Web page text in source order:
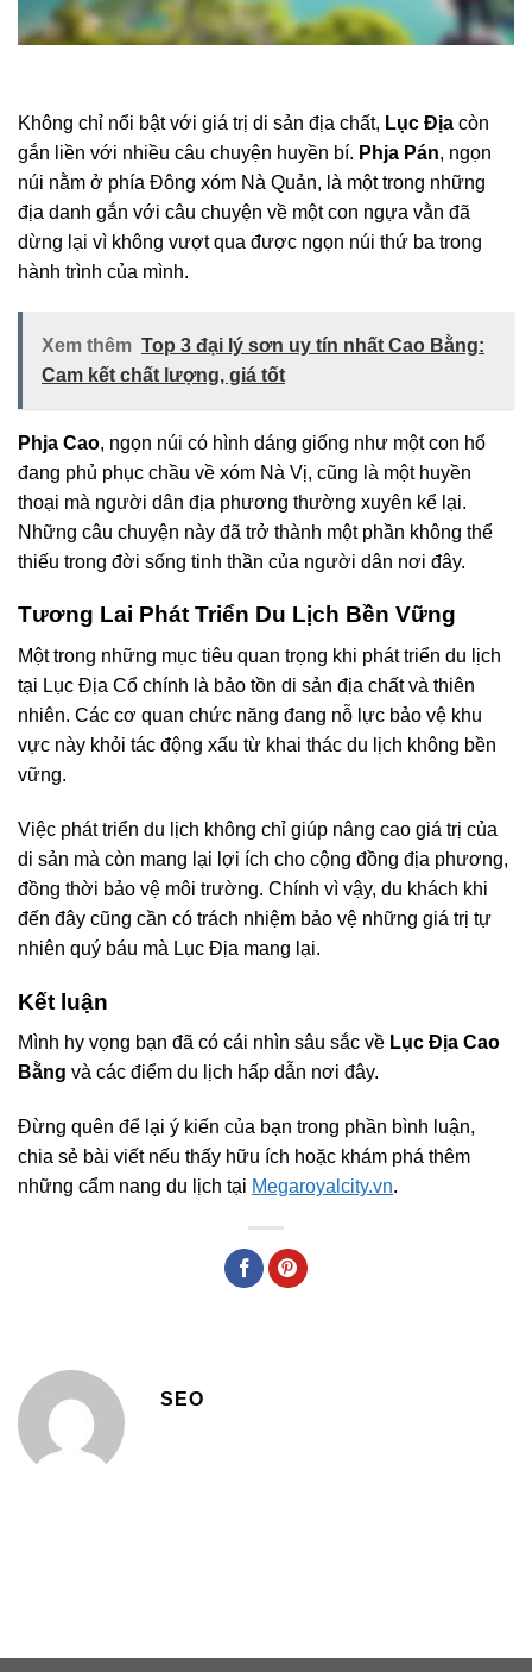
Không chỉ nổi bật với giá trị di sản địa chất, Lục Địa còn
gắn liền với nhiều câu chuyện huyền bí. Phja Pán, ngọn
núi nằm ở phía Đông xóm Nà Quản, là một trong những
địa danh gắn với câu chuyện về một con ngựa vằn đã
dừng lại vì không vượt qua được ngọn núi thứ ba trong
hành trình của mình.
Xem thêm Top 3 đại lý sơn uy tín nhất Cao Bằng:
Cam kết chất lượng, giá tốt
Phja Cao, ngọn núi có hình dáng giống như một con hổ
đang phủ phục chầu về xóm Nà Vị, cũng là một huyền
thoại mà người dân địa phương thường xuyên kể lại.
Những câu chuyện này đã trở thành một phần không thể
thiếu trong đời sống tinh thần của người dân nơi đây.
Tương Lai Phát Triển Du Lịch Bền Vững
Một trong những mục tiêu quan trọng khi phát triển du lịch
tại Lục Địa Cổ chính là bảo tồn di sản địa chất và thiên
nhiên. Các cơ quan chức năng đang nỗ lực bảo vệ khu
vực này khỏi tác động xấu từ khai thác du lịch không bền
vững.
Việc phát triển du lịch không chỉ giúp nâng cao giá trị của
di sản mà còn mang lại lợi ích cho cộng đồng địa phương,
đồng thời bảo vệ môi trường. Chính vì vậy, du khách khi
đến đây cũng cần có trách nhiệm bảo vệ những giá trị tự
nhiên quý báu mà Lục Địa mang lại.
Kết luận
Mình hy vọng bạn đã có cái nhìn sâu sắc về Lục Địa Cao
Bằng và các điểm du lịch hấp dẫn nơi đây.
Đừng quên để lại ý kiến của bạn trong phần bình luận,
chia sẻ bài viết nếu thấy hữu ích hoặc khám phá thêm
những cẩm nang du lịch tại Megaroyalcity.vn.
SEO